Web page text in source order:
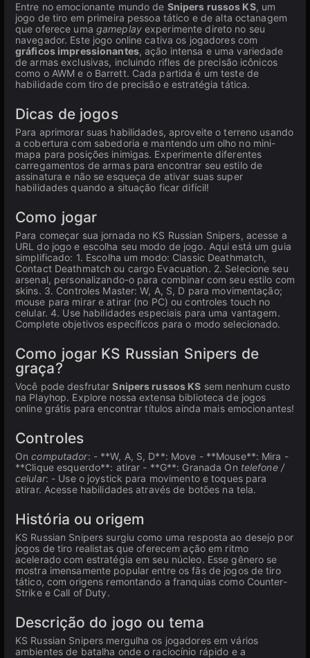
Entre no emocionante mundo de Snipers russos KS, um
jogo de tiro em primeira pessoa tático e de alta octanagem
que oferece uma gameplayexperimente direto no seu
navegador. Este jogo online cativa os jogadores com
gráficos impressionantes, ação intensa e uma variedade
de armas exclusivas, incluindo rifles de precisão icônicos
como o AWM e o Barrett. Cada partida é um teste de
habilidade com tiro de precisão e estratégia tática.
Dicas de jogos
Para aprimorar suas habilidades, aproveite o terreno usando
a cobertura com sabedoria e mantendo um olho no mini-
mapa para posições inimigas. Experimente diferentes
carregamentos de armas para encontrar seu estilo de
assinatura e não se esqueça de ativar suas super
habilidades quando a situação ficar difícil!
Como jogar
Para começar sua jornada no KS Russian Snipers, acesse a
URL do jogo e escolha seu modo de jogo. Aqui está um guia
simplificado: 1. Escolha um modo: Classic Deathmatch,
Contact Deathmatch ou cargo Evacuation. 2. Selecione seu
arsenal, personalizando-o para combinar com seu estilo com
skins. 3. Controles Master: W, A, S, D para movimentação;
mouse para mirar e atirar (no PC) ou controles touch no
celular. 4. Use habilidades especiais para uma vantagem.
Complete objetivos específicos para o modo selecionado.
Como jogar KS Russian Snipers de
graça?
Você pode desfrutarSnipers russos KS sem nenhum custo
na Playhop. Explore nossa extensa biblioteca de jogos
online grátis para encontrar títulos ainda mais emocionantes!
Controles
Oncomputador: - **W, A, S, D**: Move - **Mouse**: Mira -
**Clique esquerdo**: atirar - **G**: Granada On telefone /
celular: - Use o joystick para movimento e toques para
atirar. Acesse habilidades através de botões na tela.
História ou origem
KS Russian Snipers surgiu como uma resposta ao desejo por
jogos de tiro realistas que oferecem ação em ritmo
acelerado com estratégia em seu núcleo. Esse gênero se
mostra imensamente popular entre os fãs de jogos de tiro
tático, com origens remontando a franquias como Counter-
Strike e Call of Duty.
Descrição do jogo ou tema
KS Russian Snipers mergulha os jogadores em vários
ambientes de batalha onde o raciocínio rápido e a